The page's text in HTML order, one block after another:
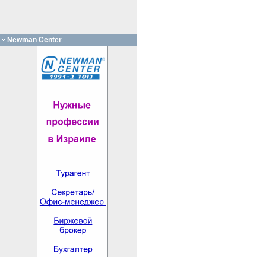
Newman Center